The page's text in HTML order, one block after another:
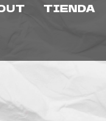
TIENDA